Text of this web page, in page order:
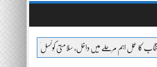
داخل، سلامتی کونسل کا دوسرا پول 21 اگست کو ہوگا